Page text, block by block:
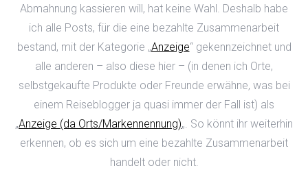
Abmahnung kassieren will, hat keine Wahl. Deshalb habe
ich alle Posts, für die eine bezahlte Zusammenarbeit
bestand, mit der Kategorie „Anzeige“ gekennzeichnet und
alle anderen – also diese hier – (in denen ich Orte,
selbstgekaufte Produkte oder Freunde erwähne, was bei
einem Reiseblogger ja quasi immer der Fall ist) als
„Anzeige (da Orts/Markennennung)„. So könnt ihr weiterhin
erkennen, ob es sich um eine bezahlte Zusammenarbeit
handelt oder nicht.